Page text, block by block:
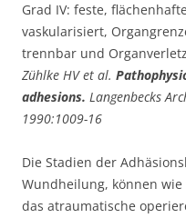
Grad IV: feste,
vaskularisiert,
trennbar und
Zühlke HV et al.
adhesions. Langenbecks
1990:1009-16
Die Stadien der
Wundheilung, können
das atraumatische